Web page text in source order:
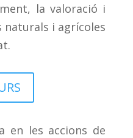
la valoració i
naturals i agrícoles
en les accions de